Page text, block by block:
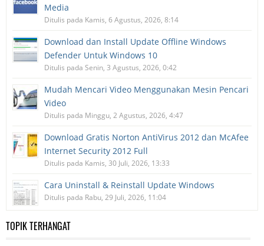
Media
Ditulis pada Kamis, 6 Agustus, 2026, 8:14
Download dan Install Update Offline Windows
Defender Untuk Windows 10
Ditulis pada Senin, 3 Agustus, 2026, 0:42
Mudah Mencari Video Menggunakan Mesin Pencari
Video
Ditulis pada Minggu, 2 Agustus, 2026, 4:47
Download Gratis Norton AntiVirus 2012 dan McAfee
Internet Security 2012 Full
Ditulis pada Kamis, 30 Juli, 2026, 13:33
Cara Uninstall & Reinstall Update Windows
Ditulis pada Rabu, 29 Juli, 2026, 11:04
TOPIK TERHANGAT